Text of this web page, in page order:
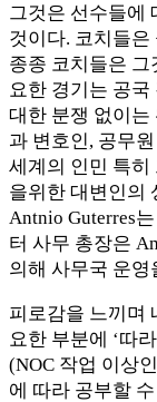
그것은 선수들에
것이다. 코치들은
종종 코치들은
요한 경기는 공
대한 분쟁 없이는
과 변호인, 공무
세계의 인민 특히
을위한 대변인의
Antnio Guterres
터 사무 총장은
의해 사무국 운영
피로감을 느끼며
요한 부분에 ‘따
(NOC 작업 이상
에 따라 공부할